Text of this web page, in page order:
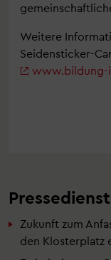
Weitere
Seidensticker-
www.bildung-
Pressedienst
Zukunft zum
den Klosterplatz